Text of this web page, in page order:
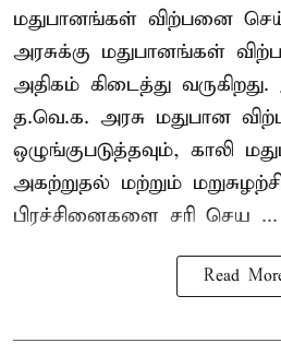
மதுபானங்கள் விற்பனை
அரசுக்கு மதுபானங்கள்
அதிகம் கிடைத்து
த.வெ.க. அரசு மதுபான
ஒழுங்குபடுத்தவும், காலி
அகற்றுதல் மற்றும்
பிரச்சினைகளை சரி செய ...
Read